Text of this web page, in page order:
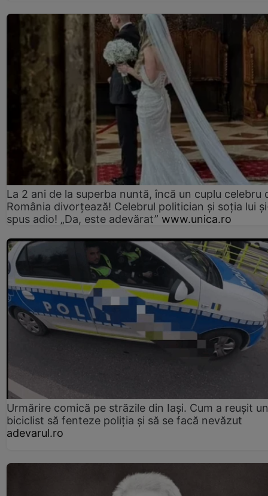
La 2 ani de la superba nuntă, încă un cuplu celebru
România divorțează! Celebrul politician și soția lui
spus adio! „Da, este adevărat” www.unica.ro
Urmărire comică pe străzile din Iași. Cum a reușit un
biciclist să fenteze poliția și să se facă nevăzut
adevarul.ro